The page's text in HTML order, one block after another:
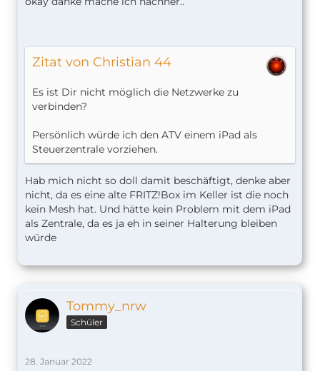
Zitat von Christian 44
Es ist Dir nicht möglich die Netzwerke zu
verbinden?
Persönlich würde ich den ATV einem iPad als
Steuerzentrale vorziehen.
Hab mich nicht so doll damit beschäftigt, denke aber
nicht, da es eine alte FRITZ!Box im Keller ist die noch
kein Mesh hat. Und hätte kein Problem mit dem iPad
als Zentrale, da es ja eh in seiner Halterung bleiben
würde
Tommy_nrw
Schüler
28. Januar 2022